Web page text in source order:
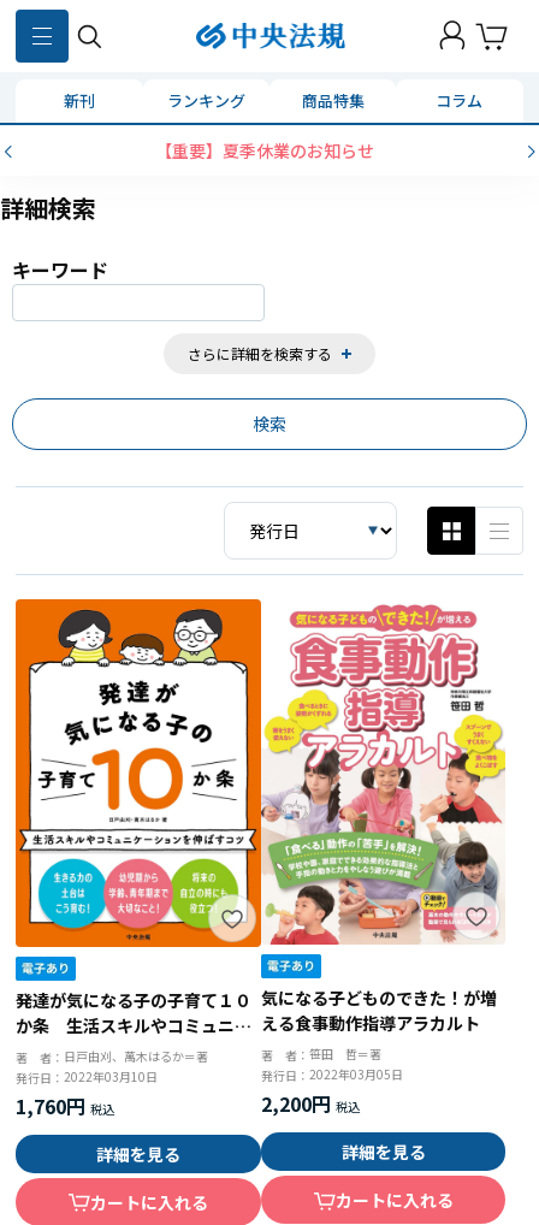
新刊 ランキング 商品特集 コラム
【重要】夏季休業のお知らせ
詳細検索
キーワード
さらに詳細を検索する
859
発達が気になる子の子育て１０
か条 生活スキルやコミュニケ
ーションを伸ばすコツ
著 者： 日戸由刈、萬木はるか＝著
発行日：2022年03月10日
1,760円
詳細を見る
カートに入れる
気になる子どものできた！が増
える食事動作指導アラカルト
著 者： 笹田 哲＝著
発行日： 2022年03月05日
2,200円
詳細を見る
カートに入れる